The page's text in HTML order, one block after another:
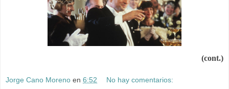
(cont.)
Jorge Cano Moreno en 6:52 No hay comentarios: